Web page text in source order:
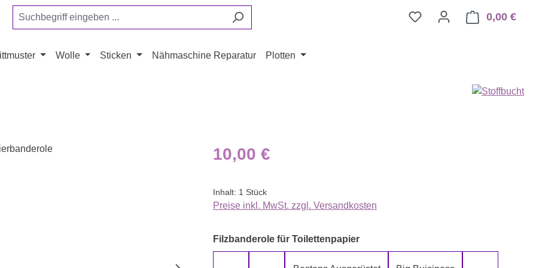
0,00 €
Wolle Sticken Nähmaschine Reparatur Plotten
Regulärer Preis:
10,00 €
Inhalt: 1 Stück
Preise inkl. MwSt. zzgl. Versandkosten
Filzbanderole für Toilettenpapierauswählen